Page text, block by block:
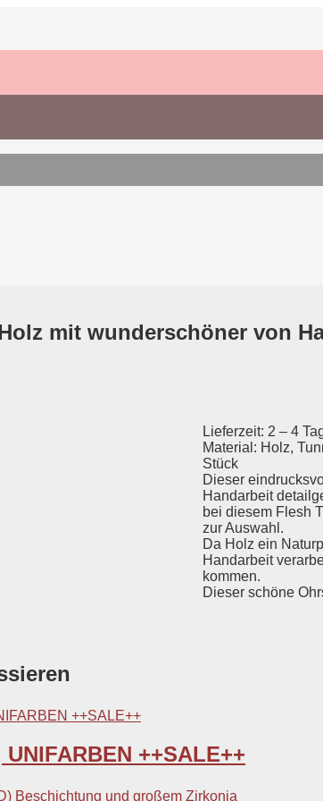
mit wunderschöner von
Lieferzeit: 2 – 4
Material: Holz,
Stück
Dieser
Handarbeit
bei diesem Flesh
zur Auswahl.
Da Holz ein
Handarbeit
kommen.
Dieser schöne
++SALE++